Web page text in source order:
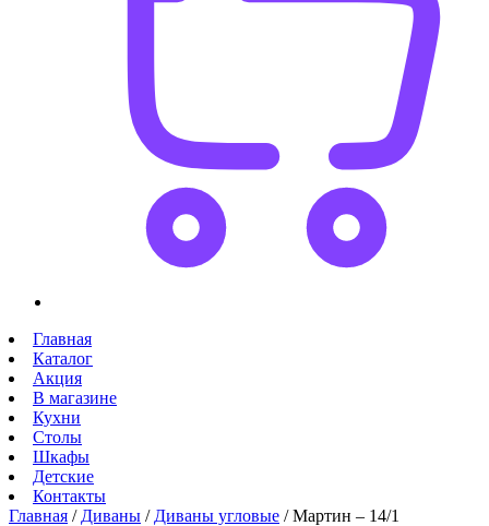
Главная
Каталог
Акция
В магазине
Кухни
Столы
Шкафы
Детские
Контакты
Главная / Диваны / Диваны угловые / Мартин ‒ 14/1